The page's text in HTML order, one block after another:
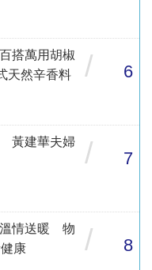
搭萬用胡椒
天然辛香料
/ 6
黃建華夫婦
/ 7
溫情送暖 物
康
/ 8